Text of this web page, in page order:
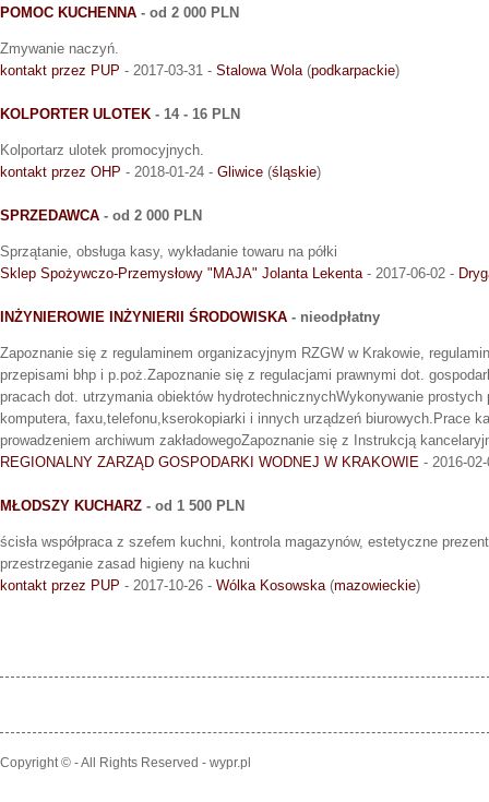
POMOC KUCHENNA - od 2 000 PLN
Zmywanie naczyń.
kontakt przez PUP - 2017-03-31 - Stalowa Wola(podkarpackie)
KOLPORTER ULOTEK - 14 - 16 PLN
Kolportarz ulotek promocyjnych.
kontakt przez OHP - 2018-01-24 - Gliwice (śląskie)
SPRZEDAWCA - od 2 000 PLN
Sprzątanie, obsługa kasy, wykładanie towaru na półki
Sklep Spożywczo-Przemysłowy "MAJA" Jolanta Lekenta- 2017-06-02 -
INŻYNIEROWIE INŻYNIERII ŚRODOWISKA - nieodpłatny
Zapoznanie się z regulaminem organizacyjnym RZGW w Krakowie,
przepisami bhp i p.poż.Zapoznanie się z regulacjami prawnymi dot.
pracach dot. utrzymania obiektów hydrotechnicznychWykonywanie prostych
komputera, faxu,telefonu,kserokopiarki i innych urządzeń biurowych.Prace
prowadzeniem archiwum zakładowegoZapoznanie się z Instrukcją
REGIONALNY ZARZĄD GOSPODARKI WODNEJ W KRAKOWIE - 2016-
MŁODSZY KUCHARZ - od 1 500 PLN
ścisła współpraca z szefem kuchni, kontrola magazynów, estetyczne
przestrzeganie zasad higieny na kuchni
kontakt przez PUP - 2017-10-26 - Wólka Kosowska(mazowieckie)
Copyright © - All Rights Reserved - wypr.pl